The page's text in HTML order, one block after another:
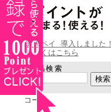
楽天ペイ 導入しました！
詳しくはこちら
商品検索
コート